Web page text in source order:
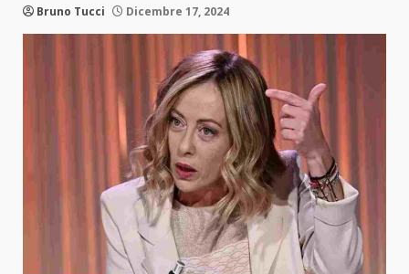
Bruno Tucci Dicembre 17, 2024